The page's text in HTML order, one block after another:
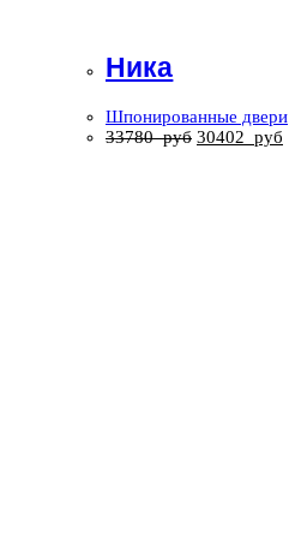
Ника
Шпонированные двери
33780руб 30402 руб